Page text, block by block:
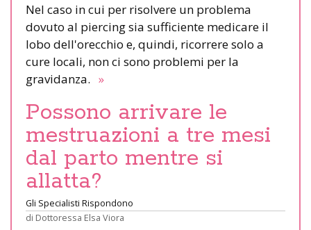
Nel caso in cui per risolvere un problema
dovuto al piercing sia sufficiente medicare il
lobo dell'orecchio e, quindi, ricorrere solo a
cure locali, non ci sono problemi per la
gravidanza. »
Possono arrivare le
mestruazioni a tre mesi
dal parto mentre si
allatta?
Gli Specialisti Rispondono
di Dottoressa Elsa Viora